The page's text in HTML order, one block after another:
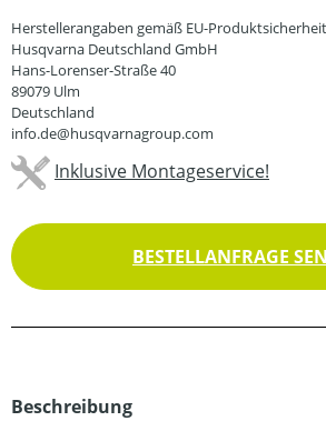
Herstellerangaben gemäß EU-
Husqvarna Deutschland GmbH
Hans-Lorenser-Straße 40
89079 Ulm
Deutschland
info.de@husqvarnagroup.com
Inklusive Montageservice!
BESTELLANFRAGE
Beschreibung